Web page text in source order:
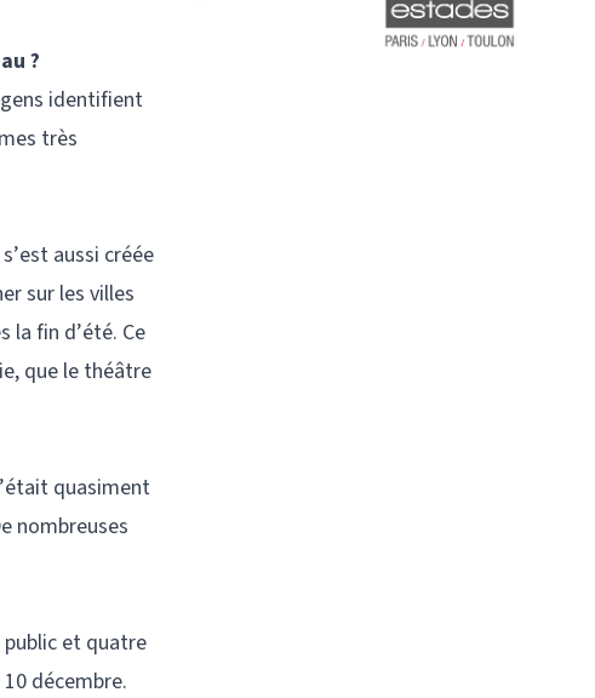
?
identifient
très
aussi créée
sur les villes
la fin d’été. Ce
que le théâtre
quasiment
nombreuses
et quatre
décembre.